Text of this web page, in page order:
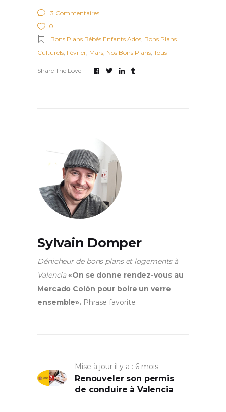
3 Commentaires
0
Bons Plans Bébés Enfants Ados, Bons Plans
Culturels, Février, Mars, Nos Bons Plans, Tous
Share The Love
Sylvain Domper
Dénicheur de bons plans et logements à
Valencia «On se donne rendez-vous au
Mercado Colón pour boire un verre
ensemble». Phrase favorite
Mise à jour il y a : 6 mois
Renouveler son permis
de conduire à Valencia